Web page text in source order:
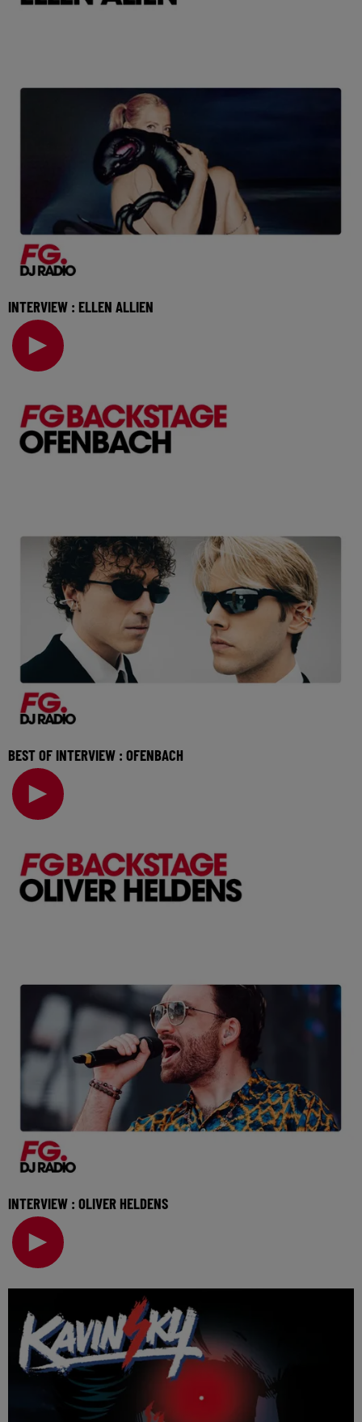
INTERVIEW : ELLEN ALLIEN
Figure incontestable de la techno allemande, Ellen Allien
vient nous présenter son nouvel album New
BEST OF INTERVIEW : OFENBACH
Révélés par Radio FG en 2015, les membres d’Ofenbach
présenteront leur nouveau titre "Four The Floor
INTERVIEW : OLIVER HELDENS
Invité de l'Happy Hour, Oliver Heldens vient nous parler de
son nouveau single et de son programme p